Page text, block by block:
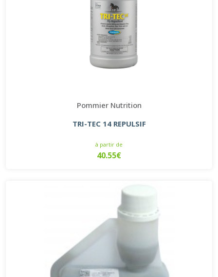
Pommier Nutrition
TRI-TEC 14 REPULSIF
à partir de
40.55€